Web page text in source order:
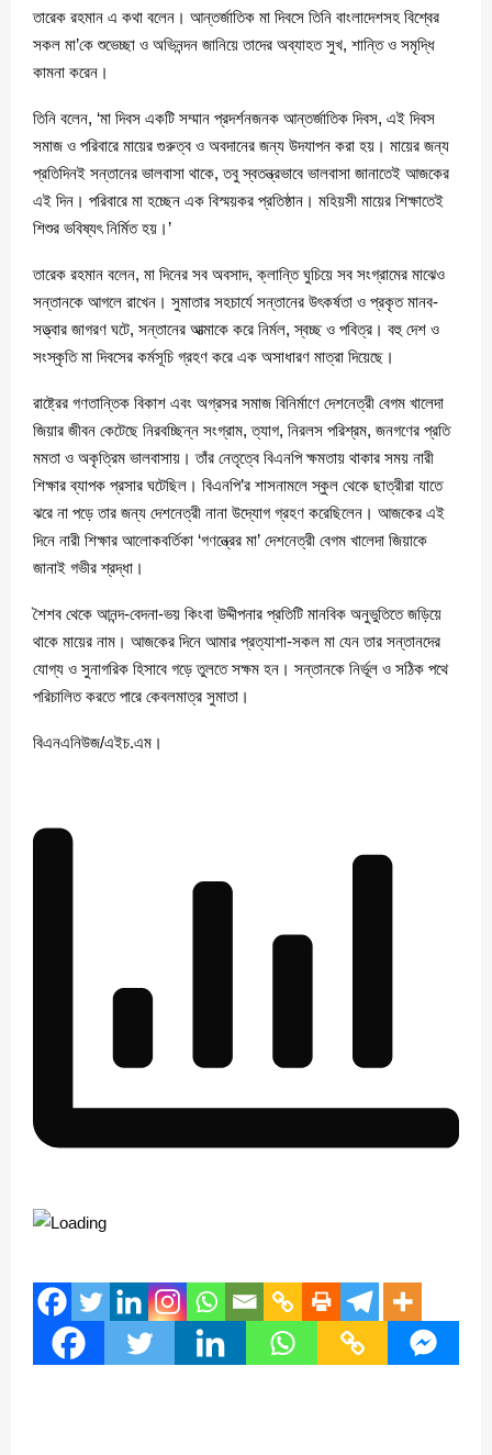
তারেক রহমান এ কথা বলেন। আন্তর্জাতিক মা দিবসে তিনি বাংলাদেশসহ বিশ্বের
সকল মা’কে শুভেচ্ছা ও অভিনন্দন জানিয়ে তাদের অব্যাহত সুখ, শান্তি ও সমৃদ্ধি
কামনা করেন।
তিনি বলেন, ‘মা দিবস একটি সম্মান প্রদর্শনজনক আন্তর্জাতিক দিবস, এই দিবস
সমাজ ও পরিবারে মায়ের গুরুত্ব ও অবদানের জন্য উদযাপন করা হয়। মায়ের জন্য
প্রতিদিনই সন্তানের ভালবাসা থাকে, তবু স্বতন্ত্রভাবে ভালবাসা জানাতেই আজকের
এই দিন। পরিবারে মা হচ্ছেন এক বিস্ময়কর প্রতিষ্ঠান। মহিয়সী মায়ের শিক্ষাতেই
শিশুর ভবিষ্যৎ নির্মিত হয়।’
তারেক রহমান বলেন, মা দিনের সব অবসাদ, ক্লান্তি ঘুচিয়ে সব সংগ্রামের মাঝেও
সন্তানকে আগলে রাখেন। সুমাতার সহচার্যে সন্তানের উৎকর্ষতা ও প্রকৃত মানব-
সত্ত্বার জাগরণ ঘটে, সন্তানের আত্মাকে করে নির্মল, স্বচ্ছ ও পবিত্র। বহু দেশ ও
সংস্কৃতি মা দিবসের কর্মসূচি গ্রহণ করে এক অসাধারণ মাত্রা দিয়েছে।
রাষ্ট্রের গণতান্তিক বিকাশ এবং অগ্রসর সমাজ বিনির্মাণে দেশনেত্রী বেগম খালেদা
জিয়ার জীবন কেটেছে নিরবচ্ছিন্ন সংগ্রাম, ত্যাগ, নিরলস পরিশ্রম, জনগণের প্রতি
মমতা ও অকৃত্রিম ভালবাসায়। তাঁর নেতৃত্বে বিএনপি ক্ষমতায় থাকার সময় নারী
শিক্ষার ব্যাপক প্রসার ঘটেছিল। বিএনপি’র শাসনামলে স্কুল থেকে ছাত্রীরা যাতে
ঝরে না পড়ে তার জন্য দেশনেত্রী নানা উদ্যোগ গ্রহণ করেছিলেন। আজকের এই
দিনে নারী শিক্ষার আলোকবর্তিকা ‘গণন্ত্রের মা’ দেশনেত্রী বেগম খালেদা জিয়াকে
জানাই গভীর শ্রদ্ধা।
শৈশব থেকে আনন্দ-বেদনা-ভয় কিংবা উদ্দীপনার প্রতিটি মানবিক অনুভুতিতে জড়িয়ে
থাকে মায়ের নাম। আজকের দিনে আমার প্রত্যাশা-সকল মা যেন তার সন্তানদের
যোগ্য ও সুনাগরিক হিসাবে গড়ে তুলতে সক্ষম হন। সন্তানকে নির্ভূল ও সঠিক পথে
পরিচালিত করতে পারে কেবলমাত্র সুমাতা।
বিএনএনিউজ/এইচ.এম।